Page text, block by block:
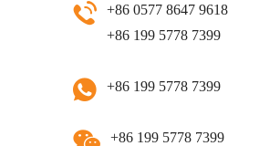
+86 0577 8647 9618
+86 199 5778 7399
+86 199 5778 7399
+86 199 5778 7399